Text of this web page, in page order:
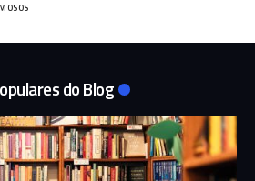
do Blog